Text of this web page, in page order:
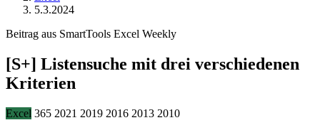
5.3.2024
Beitrag aus SmartTools Excel Weekly
[S+] Listensuche mit drei verschiedenen
Kriterien
Excel 365 2021 2019 2016 2013 2010